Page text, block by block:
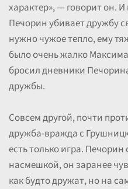
характер», — говорит он.
Печорин убивает дружбу
нужно чужое тепло, ему
было очень жалко
бросил дневники
дружбы.
Совсем другой, почти
дружба-вражда с
есть только игра.
насмешкой, он заранее
как будто дружат, но на